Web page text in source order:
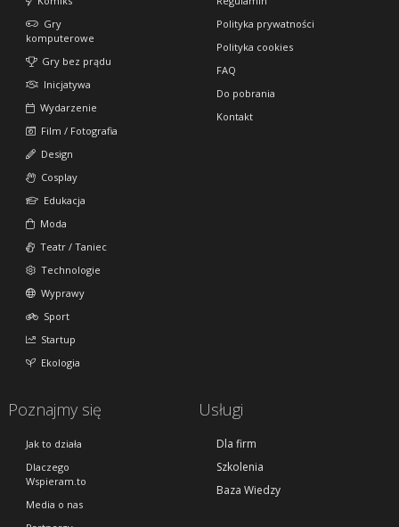
Gry
komputerowe
Gry bez prądu
Inicjatywa
Wydarzenie
Film / Fotografia
Design
Cosplay
Edukacja
Moda
Teatr / Taniec
Technologie
Wyprawy
Sport
Startup
Ekologia
Polityka prywatności
Polityka cookies
FAQ
Do pobrania
Kontakt
Poznajmy się
Jak to działa
Dlaczego
Wspieram.to
Media o nas
Usługi
Dla firm
Szkolenia
Baza Wiedzy